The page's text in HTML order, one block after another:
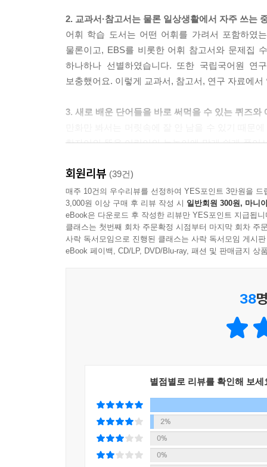
2. 교과서·참고서는 물론 일상생활에서 자주 쓰는
어휘 학습 도서는 어떤 어휘를 가려서 포함하였
물론이고, EBS를 비롯한 어휘 참고서와 문제집
하나하나 선별하였습니다. 또한 국립국어원 연
보충했어요. 이렇게 교과서, 참고서, 연구 자료에
3. 새로 배운 단어들을 바로 써먹을 수 있는 퀴즈와
한자어의 뜻을 어린이의 눈높이에 맞게 쉽게 풀
재치있는 예문들을 제시하였습니다.
4. 국어 전문가가 감수하여 더욱 믿을 만한 내용!
학습만화의 생명력은 바로 내용의 정확성이예요.
것만 못합니다. 《놓지 마 어휘》는 오랫동안
적절한 활용을 알려주기 위해, 단어 설명과 만화
단지 한자어를 배우는 것뿐만 아니라 그 한자어
도식을 통해 직관적으로 알 수 있게 구성했어요.
회원리뷰 (39건)
매주 10건의 우수리뷰를 선정하여 YES포인트 3만원을 드
3,000원 이상 구매 후 리뷰 작성 시 일반회원 300원, 마니
eBook은 다운로드 후 작성한 리뷰만 YES포인트 지급됩니
클래스는 첫번째 회차 주문확정 시점부터 마지막 회차 주
사락 독서모임으로 진행된 클래스는 사락 독서모임 게시
eBook 페이백, CD/LP, DVD/Blu-ray, 패션 및 판매금지 상
38
별점별로 리뷰를 확인해 보세
2%
0%
0%